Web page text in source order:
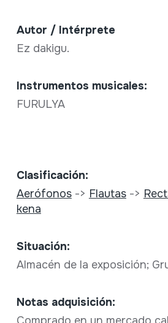
Autor / Intérprete
Ez dakigu.
Instrumentos musicales:
FURULYA
Clasificación:
Aerófonos-> Flautas->
kena
Situación:
Almacén de la exposición;
Notas adquisición: